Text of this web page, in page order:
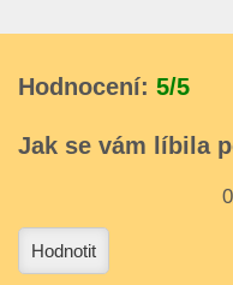
Hodnocení: 5/5
Jak se vám líbila
Hodnotit